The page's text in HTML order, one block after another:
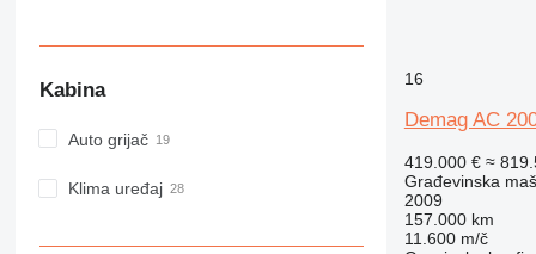
Kabina
Auto grijač
Klima uređaj
16
Demag AC
419.000 € ≈
Građevinska
2009
157.000 km
11.600 m/č